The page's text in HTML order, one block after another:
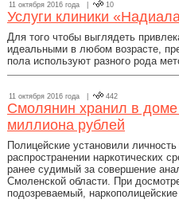
11 октября 2016 года | 10
Услуги клиники
Для того чтобы выглядеть
идеальными в любом возрасте,
пола используют разного рода
11 октября 2016 года | 442
Смолянин хранил в доме
миллиона рублей
Полицейские установили
распространении наркотических
ранее судимый за совершение
Смоленской области. При
подозреваемый,